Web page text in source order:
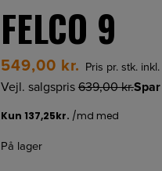
FELCO 9
549,00 kr. Pris pr. stk.
Vejl. salgspris 639,00kr.Spar
På lager